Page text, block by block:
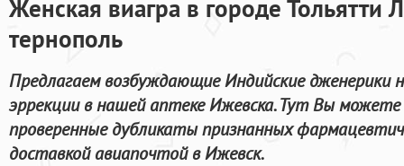
Женская виагра в городе Тольятти
тернополь
Предлагаем возбуждающие Индийские дженерики
эррекции в нашей аптеке Ижевска. Тут Вы
проверенные дубликаты признанных
доставкой авиапочтой в Ижевск.